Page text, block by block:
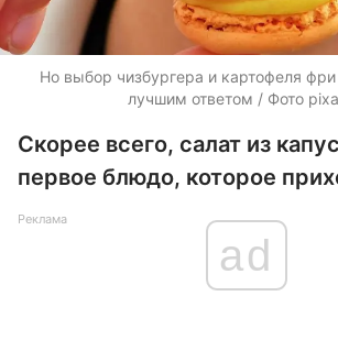
Но выбор чизбургера и картофеля
лучшим ответом / Фото
Скорее всего, салат из
первое блюдо, которое
Реклама
ad